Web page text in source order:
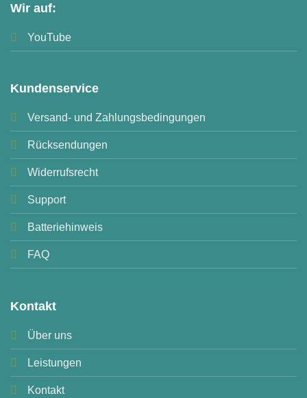
Wir auf:
YouTube
Kundenservice
Versand- und Zahlungsbedingungen
Rücksendungen
Widerrufsrecht
Support
Batteriehinweis
FAQ
Kontakt
Über uns
Leistungen
Kontakt